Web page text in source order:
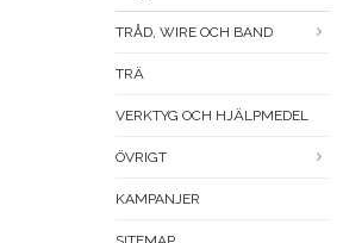
TRÅD, WIRE OCH BAND
TRÄ
VERKTYG OCH HJÄLPMEDEL
ÖVRIGT
KAMPANJER